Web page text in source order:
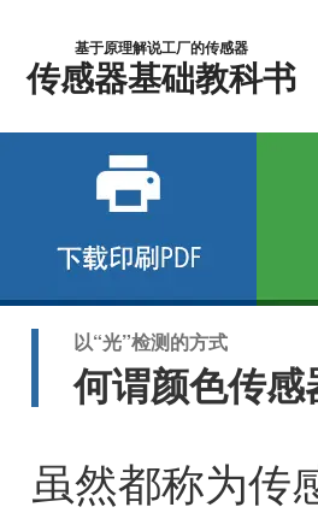
基于原理解说工厂的传感器
传感器基础教科书
以“光”检测的方式
何谓颜色传感
虽然都称为传